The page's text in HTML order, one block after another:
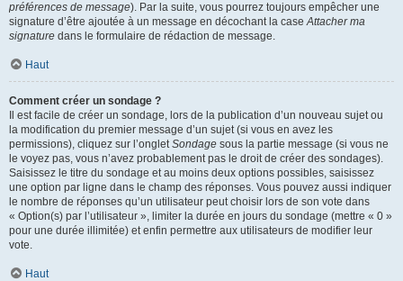
préférences de message). Par la suite, vous pourrez toujours empêcher une
signature d’être ajoutée à un message en décochant la caseAttacher ma
signature dans le formulaire de rédaction de message.
Haut
Comment créer un sondage ?
Il est facile de créer un sondage, lors de la publication d’un nouveau sujet ou
la modification du premier message d’un sujet (si vous en avez les
permissions), cliquez sur l’ongletSondage sous la partie message (si vous ne
le voyez pas, vous n’avez probablement pas le droit de créer des sondages).
Saisissez le titre du sondage et au moins deux options possibles, saisissez
une option par ligne dans le champ des réponses. Vous pouvez aussi indiquer
le nombre de réponses qu’un utilisateur peut choisir lors de son vote dans
« Option(s) par l’utilisateur », limiter la durée en jours du sondage (mettre « 0 »
pour une durée illimitée) et enfin permettre aux utilisateurs de modifier leur
vote.
Haut